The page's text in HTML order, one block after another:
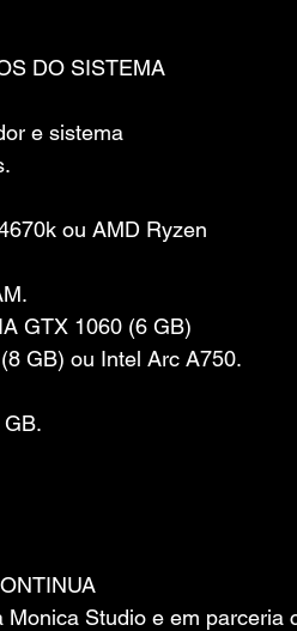
DO SISTEMA
e sistema
ou AMD Ryzen
GTX 1060 (6 GB)
GB) ou Intel Arc A750.
Monica Studio e em